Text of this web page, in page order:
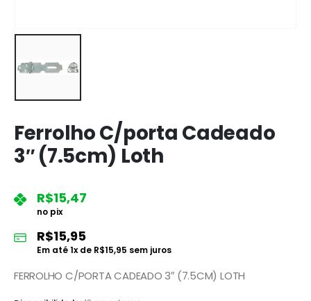
Ferrolho C/porta Cadeado
3″ (7.5cm) Loth
R$15,47
no pix
R$15,95
Em até1x de R$15,95 sem juros
FERROLHO C/PORTA CADEADO 3″ (7.5CM) LOTH